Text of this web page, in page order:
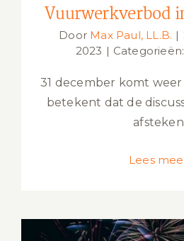
Vuurwerkverbod
Door Max Paul, LL.B. |
2023 |
31 december komt
betekent dat de
afsteken
Lees